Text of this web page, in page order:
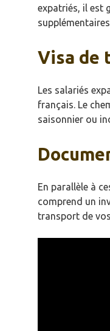
expatriés, il est
Visa de
Les salariés
français. Le
saisonnier ou
En parallèle à
comprend un
transport de